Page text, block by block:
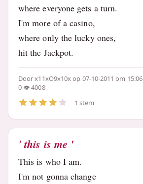
where everyone gets a turn.
I'm more of a casino,
where only the lucky ones,
hit the Jackpot.
Doorx11xO9x10xop 07-10-2011 om 15:06
0
4008
1 stem
' this is me '
This is who I am.
I'm not gonna change